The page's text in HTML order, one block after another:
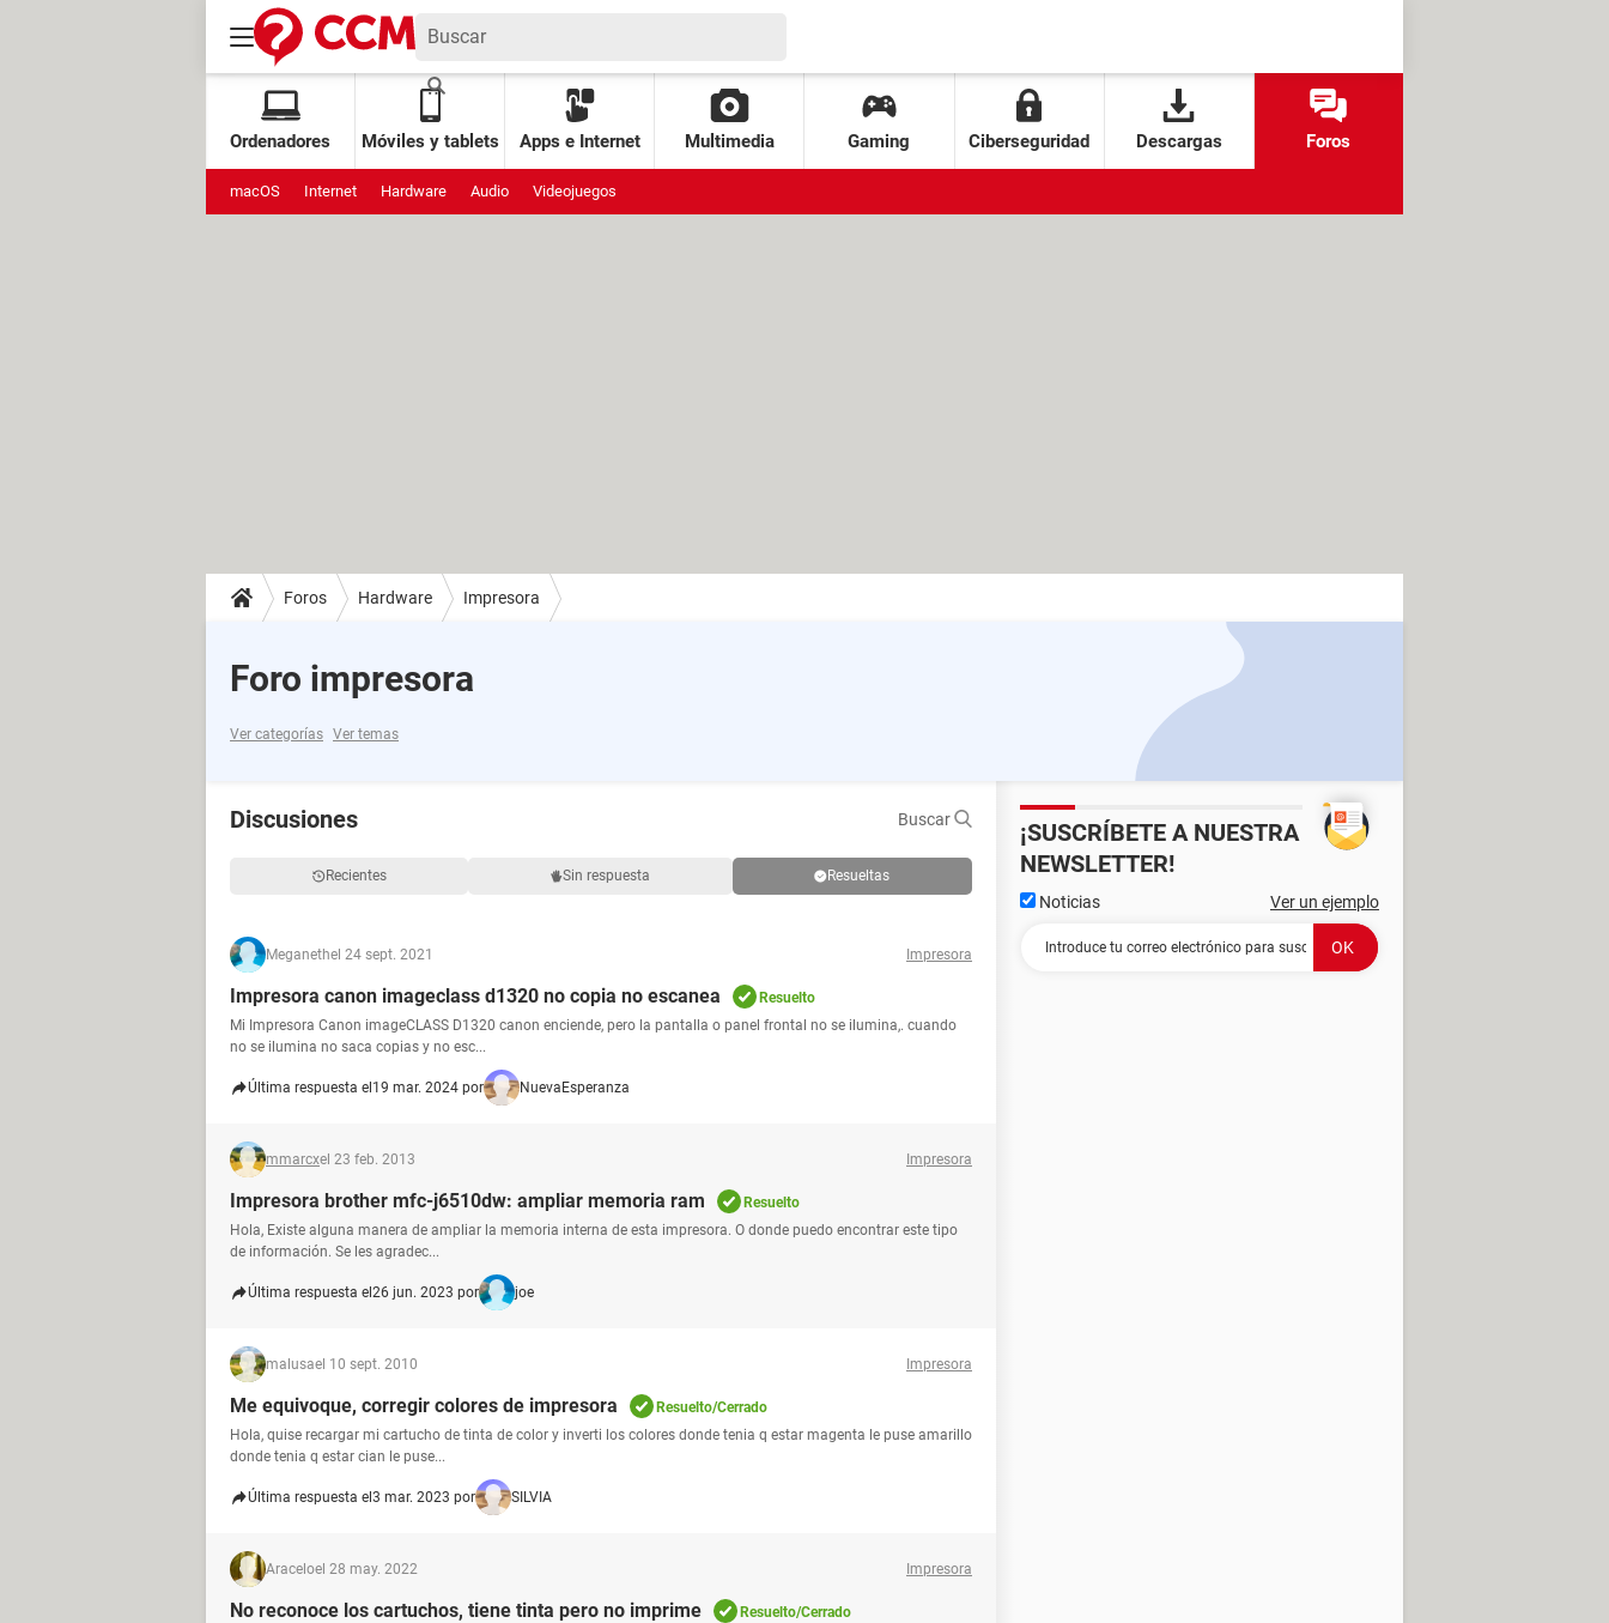
Ordenadores Móviles y tablets Apps e Internet Multimedia Gaming Ciberseguridad Descargas Foros
macOS Internet Hardware Audio Videojuegos
Foros Hardware Impresora
Foro impresora
Ver categorías Ver temas
Discusiones Buscar
Recientes Sin respuesta Resueltas
Meganethel 24 sept. 2021 Impresora
Impresora canon imageclass d1320 no copia no escanea
Resuelto
Mi Impresora Canon imageCLASS D1320 canon enciende, pero la pantalla o panel frontal no se ilumina,. cuando
no se ilumina no saca copias y no esc...
Última respuesta el 19 mar. 2024 por NuevaEsperanza
mmarcxel 23 feb. 2013 Impresora
Impresora brother mfc-j6510dw: ampliar memoria ram
Resuelto
Hola, Existe alguna manera de ampliar la memoria interna de esta impresora. O donde puedo encontrar este tipo
de información. Se les agradec...
Última respuesta el 26 jun. 2023 por joe
malusael 10 sept. 2010 Impresora
Me equivoque, corregir colores de impresora
Resuelto/Cerrado
Hola, quise recargar mi cartucho de tinta de color y inverti los colores donde tenia q estar magenta le puse amarillo
donde tenia q estar cian le puse...
Última respuesta el 3 mar. 2023 por SILVIA
Araceloel 28 may. 2022 Impresora
No reconoce los cartuchos, tiene tinta pero no imprime
Resuelto/Cerrado
¡SUSCRÍBETE A NUESTRA
NEWSLETTER!
Noticias Ver un ejemplo